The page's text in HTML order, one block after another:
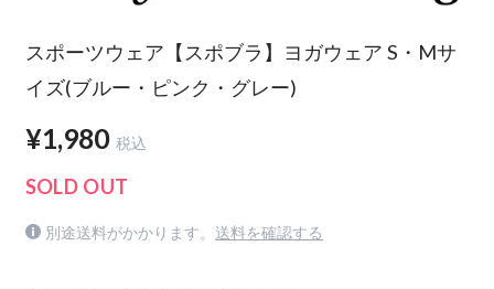
スポーツウェア【スポブラ】ヨガウェア S・Mサ
イズ(ブルー・ピンク・グレー)
¥1,980 税込
SOLD OUT
別途送料がかかります。 送料を確認する